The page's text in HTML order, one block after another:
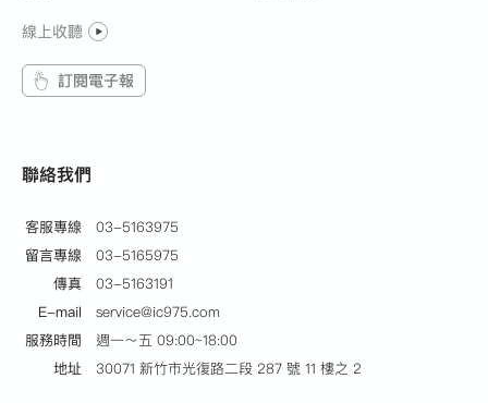
線上收聽
訂閱電子報
聯絡我們
客服專線
03-5163975
留言專線
03-5165975
傳真
03-5163191
E-mail
service@ic975.com
服務時間
週一～五 09:00~18:00
地址
30071 新竹市光復路二段 287 號 11 樓之 2